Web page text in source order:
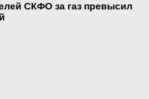
СКФО за газ превысил